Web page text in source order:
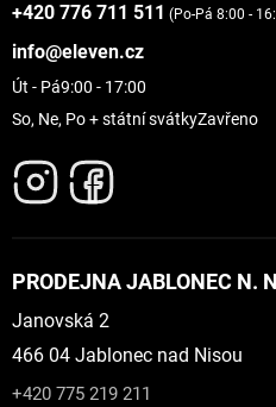
+420 776 711 511 (Po-Pá 8:00 -
info@eleven.cz
Út - Pá9:00 - 17:00
So, Ne, Po + státní svátkyZavřeno
PRODEJNA JABLONEC N.
Janovská 2
466 04 Jablonec nad Nisou
+420 775 219 211